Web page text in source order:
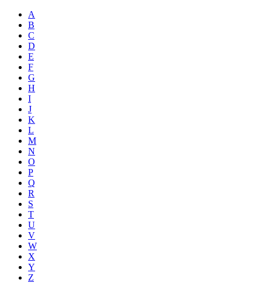
A
B
C
D
E
F
G
H
I
J
K
L
M
N
O
P
Q
R
S
T
U
V
W
X
Y
Z